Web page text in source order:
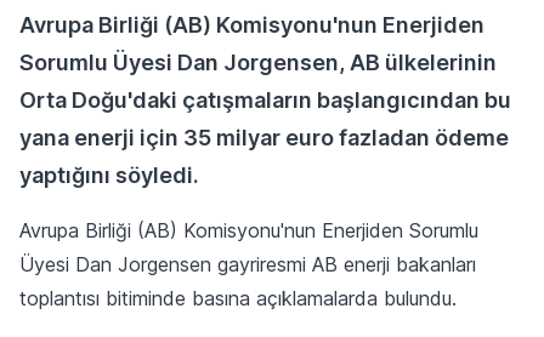
Avrupa Birliği (AB) Komisyonu'nun Enerjiden
Sorumlu Üyesi Dan Jorgensen, AB ülkelerinin
Orta Doğu'daki çatışmaların başlangıcından bu
yana enerji için 35 milyar euro fazladan ödeme
yaptığını söyledi.
Avrupa Birliği (AB) Komisyonu'nun Enerjiden Sorumlu
Üyesi Dan Jorgensen gayriresmi AB enerji bakanları
toplantısı bitiminde basına açıklamalarda bulundu.